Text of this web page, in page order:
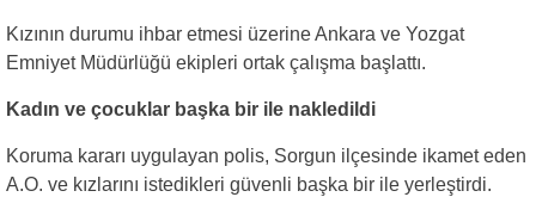
Kızının durumu ihbar etmesi üzerine Ankara ve Yozgat
Emniyet Müdürlüğü ekipleri ortak çalışma başlattı.
Kadın ve çocuklar başka bir ile nakledildi
Koruma kararı uygulayan polis, Sorgun ilçesinde ikamet eden
A.O. ve kızlarını istedikleri güvenli başka bir ile yerleştirdi.